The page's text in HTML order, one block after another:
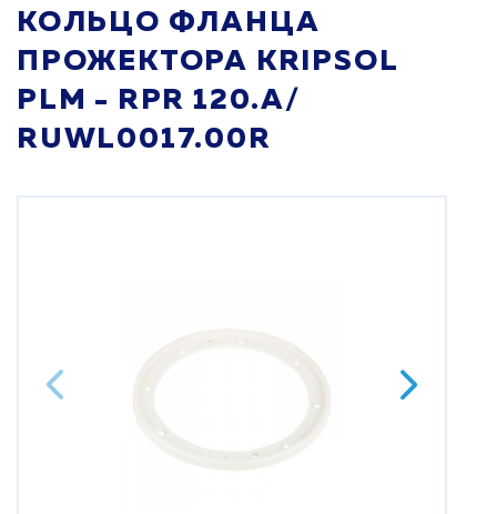
КОЛЬЦО ФЛАНЦА
ПРОЖЕКТОРА KRIPSOL
PLM - RPR 120.A/
RUWL0017.00R